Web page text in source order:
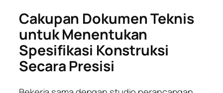
Cakupan Dokumen Teknis
untuk Menentukan
Spesifikasi Konstruksi
Secara Presisi